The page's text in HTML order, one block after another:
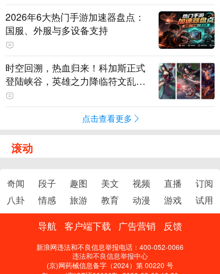
2026年6大热门手游加速器盘点：
国服、外服与多设备支持
时空回溯，热血归来！科加斯正式
登陆峡谷，英雄之力降临符文乱
斗！
点击查看更多
滚动
奇闻 段子 趣图 美文 视频 直播
订阅
八卦
情感 旅游 教育 动漫 游戏 试用
导航 客户端下载 广告营销 反馈
新浪网违法和不良信息举报电话：400-052-0066
违法和不良信息举报中心
(京)网药械信息备字（2024）第 00220 号